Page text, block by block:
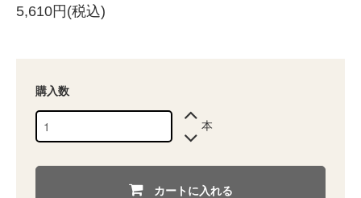
5,610円(税込)
購入数
本
カートに入れる